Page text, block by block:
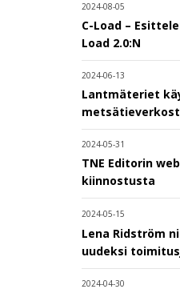
2024-08-05
C-Load –
Load 2.0:N
2024-06-13
Lantmäteriet
2024-05-31
TNE Editorin
kiinnostusta
2024-05-15
Lena Ridström
uudeksi
2024-04-30